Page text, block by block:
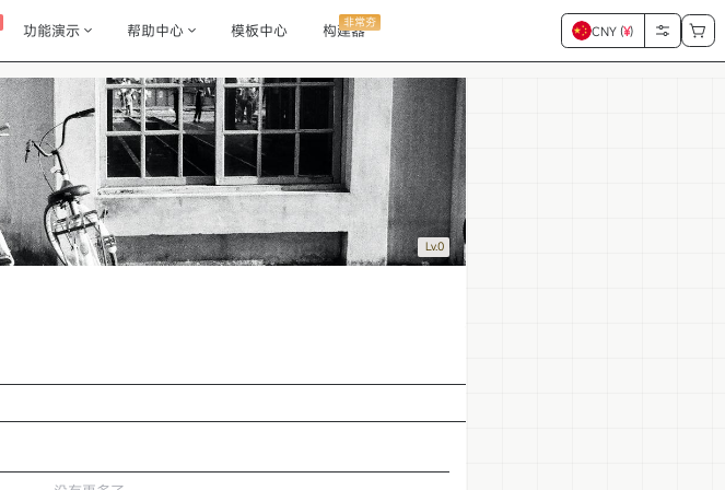
功能演示 帮助中心 模板中心 构建器
非常夯
CNY (¥)
Lv.0